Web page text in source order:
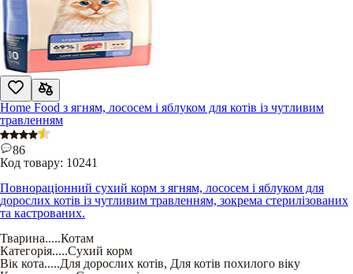
Home Food з ягням, лососем і яблуком для котів із чутливим
травленням
86
Код товару: 10241
Повнораціонний сухий корм з ягням, лососем і яблуком для
дорослих котів із чутливим травленням, зокрема стерилізованих
та кастрованих.
Тварина.....Котам
Категорія.....Сухий корм
Вік кота.....Для дорослих котів, Для котів похилого віку